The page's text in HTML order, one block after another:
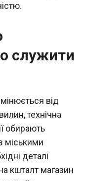
служити
від
технічна
обирають
міськими
деталі
кшталт магазин